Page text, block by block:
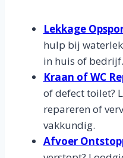
Lekkage
hulp bij
in huis of bedrijf.
Kraan of WC
of defect toilet?
repareren of
vakkundig.
Afvoer